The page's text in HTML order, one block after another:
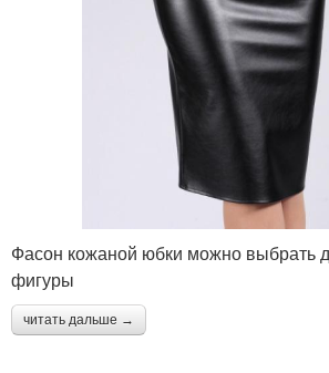
Фасон кожаной юбки можно выбрать
фигуры
читать дальше →